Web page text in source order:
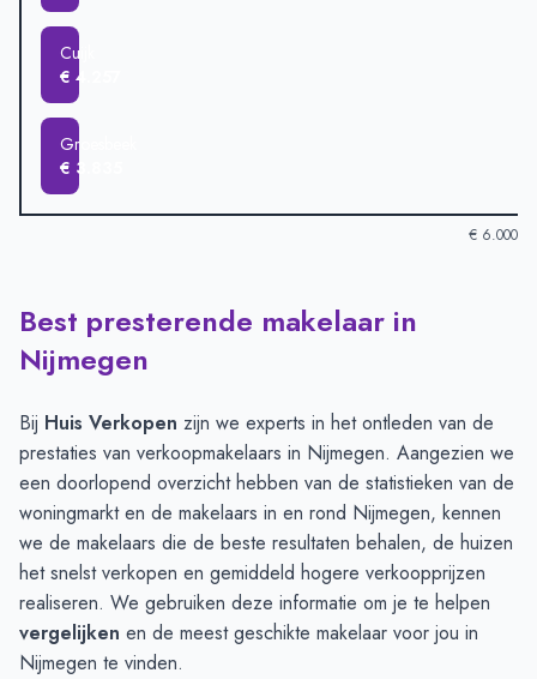
Cuijk
€ 4.257
Groesbeek
€ 3.835
€ 6.000
Verkoopprijzen in andere plaatsen per m2-Afgelopen 3
Plaats
Nijmegen
Elst
€ 4.616
Wijchen
€ 4.558
Beuningen
€ 4.436
Cuijk
€ 4.257
Groesbeek
€ 3.835
Best presterende makelaar in
Nijmegen
Bij Huis Verkopen zijn we experts in het ontleden van de
prestaties van verkoopmakelaars in Nijmegen. Aangezien we
een doorlopend overzicht hebben van de statistieken van de
woningmarkt en de makelaars in en rond Nijmegen, kennen
we de makelaars die de beste resultaten behalen, de huizen
het snelst verkopen en gemiddeld hogere verkoopprijzen
realiseren. We gebruiken deze informatie om je te helpen
vergelijken en de meest geschikte makelaar voor jou in
Nijmegen te vinden.